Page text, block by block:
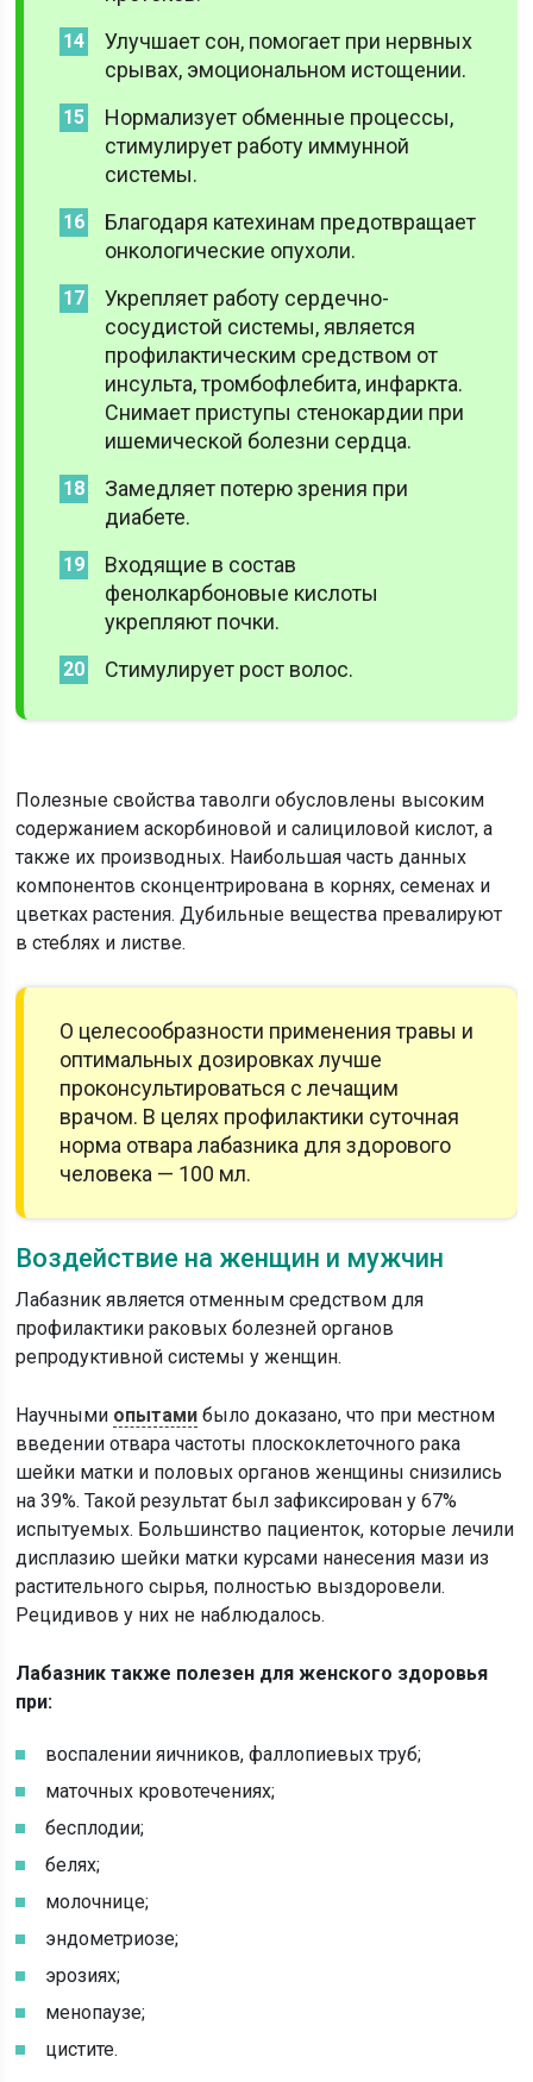
Улучшает сон, помогает при нервных
срывах, эмоциональном истощении.
Нормализует обменные процессы,
стимулирует работу иммунной
системы.
Благодаря катехинам предотвращает
онкологические опухоли.
Укрепляет работу сердечно-
сосудистой системы, является
профилактическим средством от
инсульта, тромбофлебита, инфаркта.
Снимает приступы стенокардии при
ишемической болезни сердца.
Замедляет потерю зрения при
диабете.
Входящие в состав
фенолкарбоновые кислоты
укрепляют почки.
Стимулирует рост волос.
Полезные свойства таволги обусловлены высоким
содержанием аскорбиновой и салициловой кислот, а
также их производных. Наибольшая часть данных
компонентов сконцентрирована в корнях, семенах и
цветках растения. Дубильные вещества превалируют
в стеблях и листве.
О целесообразности применения травы и
оптимальных дозировках лучше
проконсультироваться с лечащим
врачом. В целях профилактики суточная
норма отвара лабазника для здорового
человека — 100 мл.
Воздействие на женщин и мужчин
Лабазник является отменным средством для
профилактики раковых болезней органов
репродуктивной системы у женщин.
Научными опытами было доказано, что при местном
введении отвара частоты плоскоклеточного рака
шейки матки и половых органов женщины снизились
на 39%. Такой результат был зафиксирован у 67%
испытуемых. Большинство пациенток, которые лечили
дисплазию шейки матки курсами нанесения мази из
растительного сырья, полностью выздоровели.
Рецидивов у них не наблюдалось.
Лабазник также полезен для женского здоровья
при:
воспалении яичников, фаллопиевых труб;
маточных кровотечениях;
бесплодии;
белях;
молочнице;
эндометриозе;
эрозиях;
менопаузе;
цистите.